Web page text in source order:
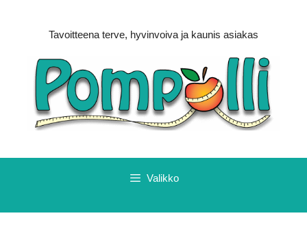
Tavoitteena terve, hyvinvoiva ja kaunis asiakas
Valikko